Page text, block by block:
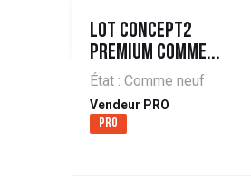
LOT CONCEPT2
PREMIUM COMME...
État : Comme neuf
Vendeur PRO
Pro